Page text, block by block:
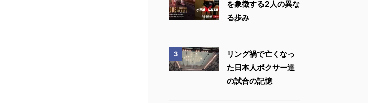
を象徴する2人の異な
る歩み
3
リング禍で亡くなっ
た日本人ボクサー達
の試合の記憶